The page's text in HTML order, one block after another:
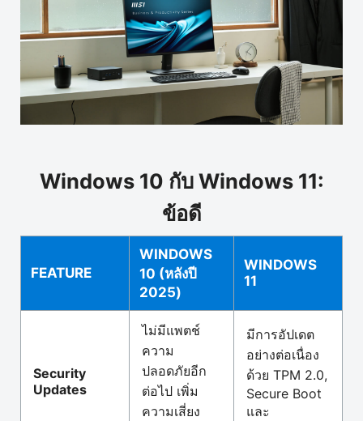
Windows 10 กับ Windows 11:
ข้อดี
FEATURE
WINDOWS
10 (หลังปี
2025)
WINDOWS
11
Security
Updates
ไม่มีแพตช์
ความ
ปลอดภัยอีก
ต่อไป เพิ่ม
ความเสี่ยง
มีการอัปเดต
อย่างต่อเนื่อง
ด้วย TPM 2.0,
Secure Boot
และ